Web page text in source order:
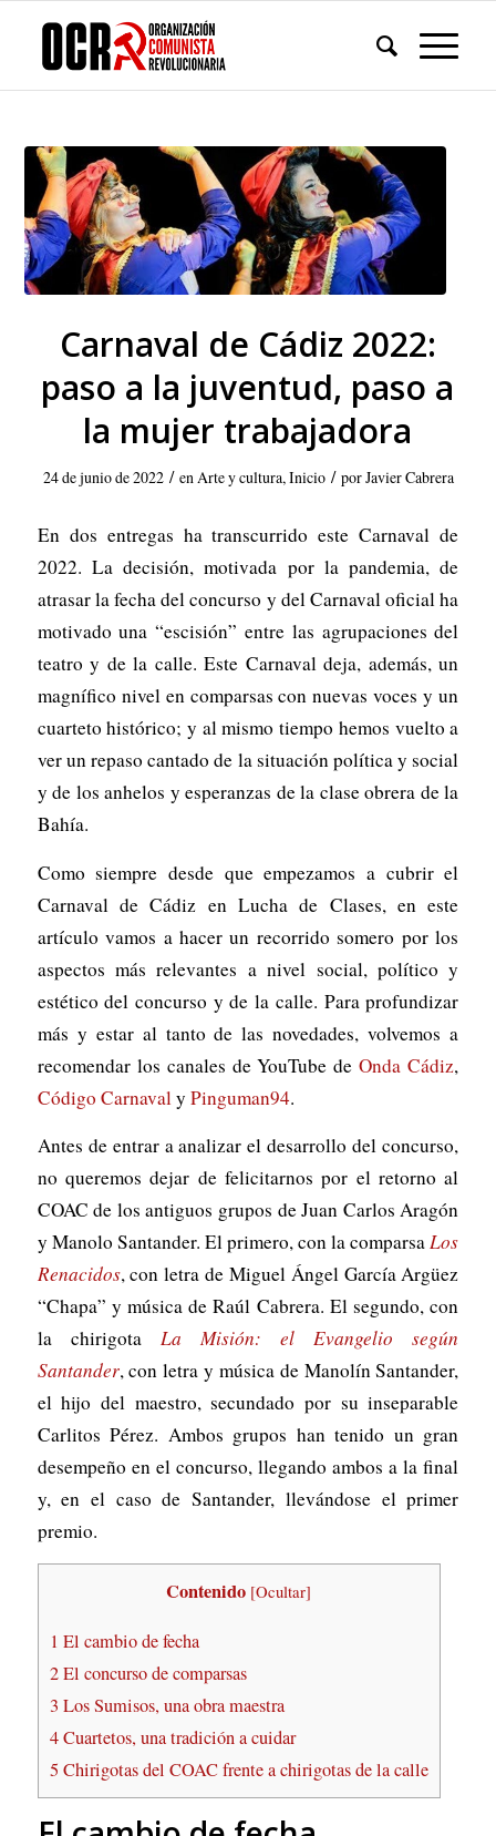
Carnaval de Cádiz 2022:
paso a la juventud, paso a
la mujer trabajadora
24 de junio de 2022 / enArte y cultura,Inicio / porJavier Cabrera
En dos entregas ha transcurrido este Carnaval de
2022. La decisión, motivada por la pandemia, de
atrasar la fecha del concurso y del Carnaval oficial ha
motivado una “escisión” entre las agrupaciones del
teatro y de la calle. Este Carnaval deja, además, un
magnífico nivel en comparsas con nuevas voces y un
cuarteto histórico; y al mismo tiempo hemos vuelto a
ver un repaso cantado de la situación política y social
y de los anhelos y esperanzas de la clase obrera de la
Bahía.
Como siempre desde que empezamos a cubrir el
Carnaval de Cádiz en Lucha de Clases, en este
artículo vamos a hacer un recorrido somero por los
aspectos más relevantes a nivel social, político y
estético del concurso y de la calle. Para profundizar
más y estar al tanto de las novedades, volvemos a
recomendar los canales de YouTube deOnda Cádiz,
Código Carnaval y Pinguman94.
Antes de entrar a analizar el desarrollo del concurso,
no queremos dejar de felicitarnos por el retorno al
COAC de los antiguos grupos de Juan Carlos Aragón
y Manolo Santander. El primero, con la comparsaLos
Renacidos, con letra de Miguel Ángel García Argüez
“Chapa” y música de Raúl Cabrera. El segundo, con
la chirigota La Misión: el Evangelio según
Santander, con letra y música de Manolín Santander,
el hijo del maestro, secundado por su inseparable
Carlitos Pérez. Ambos grupos han tenido un gran
desempeño en el concurso, llegando ambos a la final
y, en el caso de Santander, llevándose el primer
premio.
Contenido [Ocultar]
1 El cambio de fecha
2El concurso de comparsas
3 Los Sumisos, una obra maestra
4Cuartetos, una tradición a cuidar
5 Chirigotas del COAC frente a chirigotas de la calle